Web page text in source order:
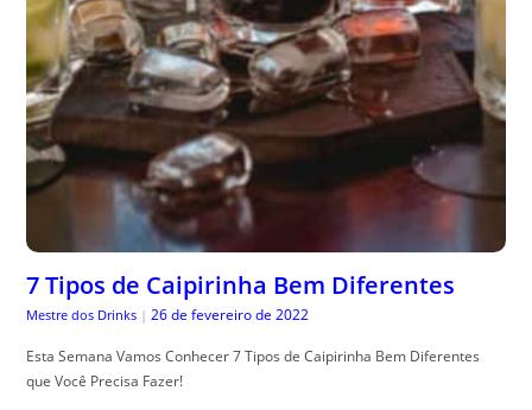
7 Tipos de Caipirinha Bem Diferentes
Mestre dos Drinks | 26 de fevereiro de 2022
Esta Semana Vamos Conhecer 7 Tipos de Caipirinha Bem Diferentes
que Você Precisa Fazer!